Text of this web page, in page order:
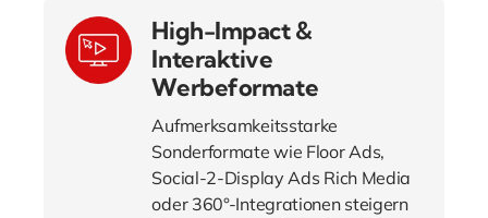
High-Impact &
Interaktive
Werbeformate
Aufmerksamkeitsstarke
Sonderformate wie Floor Ads,
Social-2-Display Ads Rich Media
oder 360°-Integrationen steigern